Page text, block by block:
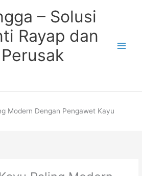
– Solusi
Rayap dan
Modern Dengan Pengawet Kayu